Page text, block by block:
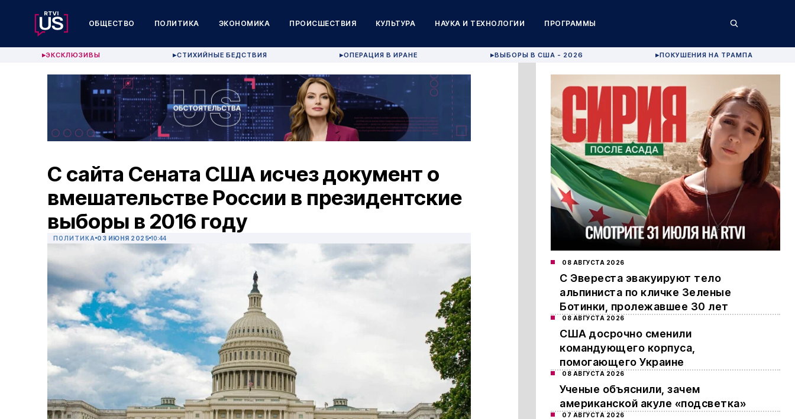
ОБЩЕСТВО ПОЛИТИКА ЭКОНОМИКА ПРОИСШЕСТВИЯ КУЛЬТУРА НАУКА И ТЕХНОЛОГИИ ПРОГРАММЫ
▶ЭКСКЛЮЗИВЫ ▶СТИХИЙНЫЕ БЕДСТВИЯ ▶ОПЕРАЦИЯ В ИРАНЕ ▶ВЫБОРЫ В США - 2026 ▶ПОКУШЕНИЯ НА ТРАМПА
С сайта Сената США исчез документ о
вмешательстве России в президентские
выборы в 2016 году
ПОЛИТИКА 03 ИЮНЯ 2025 10:44
08 АВГУСТА 2026
С Эвереста эвакуируют тело
альпиниста по кличке Зеленые
Ботинки, пролежавшее 30 лет
08 АВГУСТА 2026
США досрочно сменили
командующего корпуса,
помогающего Украине
08 АВГУСТА 2026
Ученые объяснили, зачем
американской акуле «подсветка»
07 АВГУСТА 2026